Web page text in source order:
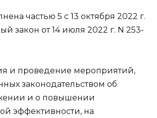
частью 5 с 13 октября 2022 г.
закон от 14 июля 2022 г. N 253-
и проведение мероприятий,
законодательством об
и о повышении
эффективности, на